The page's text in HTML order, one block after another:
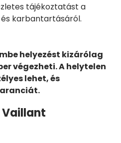
tájékoztatást a
karbantartásáról.
helyezést kizárólag
végezheti. A helytelen
lehet, és
Vaillant